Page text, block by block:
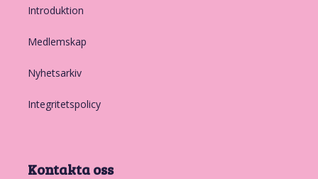
Introduktion
Medlemskap
Nyhetsarkiv
Integritetspolicy
Kontakta oss